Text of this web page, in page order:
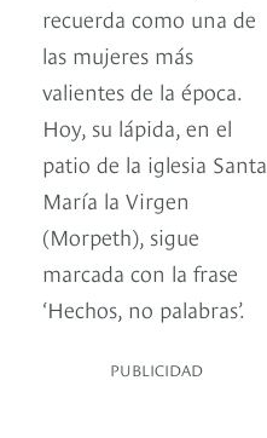
recuerda como una de
las mujeres más
valientes de la época.
Hoy, su lápida, en el
patio de la iglesia Santa
María la Virgen
(Morpeth), sigue
marcada con la frase
‘Hechos, no palabras’.
PUBLICIDAD